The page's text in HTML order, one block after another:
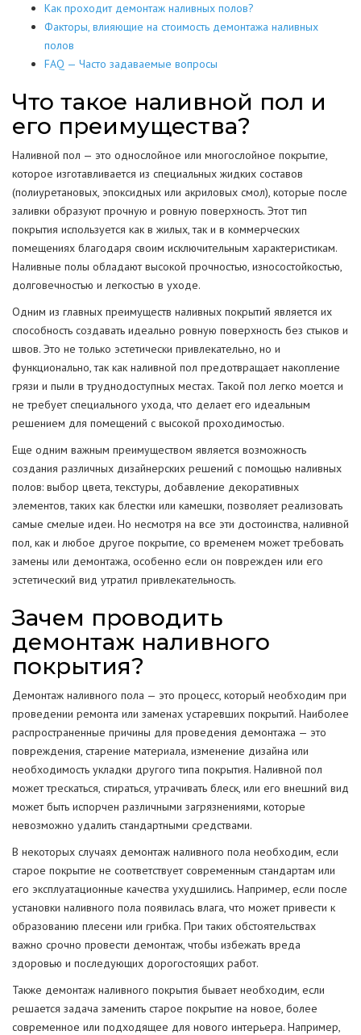
Как проходит демонтаж наливных полов?
Факторы, влияющие на стоимость демонтажа наливных
полов
FAQ — Часто задаваемые вопросы
Что такое наливной пол и
его преимущества?
Наливной пол — это однослойное или многослойное покрытие,
которое изготавливается из специальных жидких составов
(полиуретановых, эпоксидных или акриловых смол), которые после
заливки образуют прочную и ровную поверхность. Этот тип
покрытия используется как в жилых, так и в коммерческих
помещениях благодаря своим исключительным характеристикам.
Наливные полы обладают высокой прочностью, износостойкостью,
долговечностью и легкостью в уходе.
Одним из главных преимуществ наливных покрытий является их
способность создавать идеально ровную поверхность без стыков и
швов. Это не только эстетически привлекательно, но и
функционально, так как наливной пол предотвращает накопление
грязи и пыли в труднодоступных местах. Такой пол легко моется и
не требует специального ухода, что делает его идеальным
решением для помещений с высокой проходимостью.
Еще одним важным преимуществом является возможность
создания различных дизайнерских решений с помощью наливных
полов: выбор цвета, текстуры, добавление декоративных
элементов, таких как блестки или камешки, позволяет реализовать
самые смелые идеи. Но несмотря на все эти достоинства, наливной
пол, как и любое другое покрытие, со временем может требовать
замены или демонтажа, особенно если он поврежден или его
эстетический вид утратил привлекательность.
Зачем проводить
демонтаж наливного
покрытия?
Демонтаж наливного пола — это процесс, который необходим при
проведении ремонта или заменах устаревших покрытий. Наиболее
распространенные причины для проведения демонтажа — это
повреждения, старение материала, изменение дизайна или
необходимость укладки другого типа покрытия. Наливной пол
может трескаться, стираться, утрачивать блеск, или его внешний вид
может быть испорчен различными загрязнениями, которые
невозможно удалить стандартными средствами.
В некоторых случаях демонтаж наливного пола необходим, если
старое покрытие не соответствует современным стандартам или
его эксплуатационные качества ухудшились. Например, если после
установки наливного пола появилась влага, что может привести к
образованию плесени или грибка. При таких обстоятельствах
важно срочно провести демонтаж, чтобы избежать вреда
здоровью и последующих дорогостоящих работ.
Также демонтаж наливного покрытия бывает необходим, если
решается задача заменить старое покрытие на новое, более
современное или подходящее для нового интерьера. Например,